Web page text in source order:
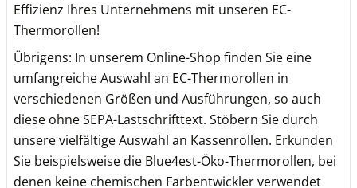
Effizienz Ihres Unternehmens mit unseren EC-
Thermorollen!
Übrigens: In unserem Online-Shop finden Sie eine
umfangreiche Auswahl an EC-Thermorollen in
verschiedenen Größen und Ausführungen, so auch
diese ohne SEPA-Lastschrifttext. Stöbern Sie durch
unsere vielfältige Auswahl an Kassenrollen. Erkunden
Sie beispielsweise die Blue4est-Öko-Thermorollen, bei
denen keine chemischen Farbentwickler verwendet